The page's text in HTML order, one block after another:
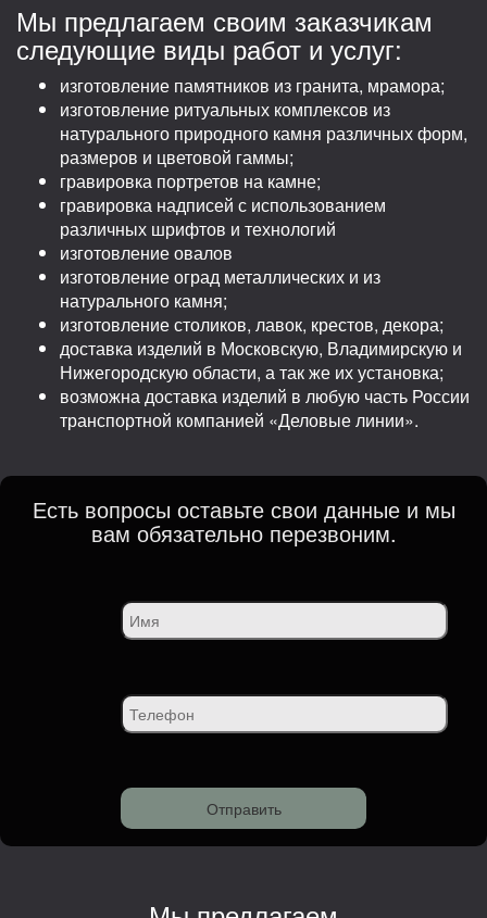
Мы предлагаем своим заказчикам
следующие виды работ и услуг:
изготовление памятников из гранита, мрамора;
изготовление ритуальных комплексов из
натурального природного камня различных форм,
размеров и цветовой гаммы;
гравировка портретов на камне;
гравировка надписей с использованием
различных шрифтов и технологий
изготовление овалов
изготовление оград металлических и из
натурального камня;
изготовление столиков, лавок, крестов, декора;
доставка изделий в Московскую, Владимирскую и
Нижегородскую области, а так же их установка;
возможна доставка изделий в любую часть России
транспортной компанией «Деловые линии».
Есть вопросы оставьте свои данные и мы
вам обязательно перезвоним.